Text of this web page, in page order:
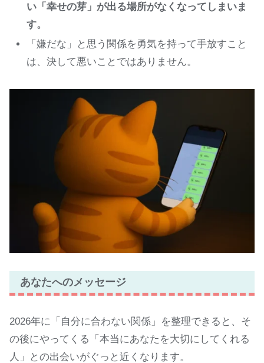
い「幸せの芽」が出る場所がなくなってしまいま
す。
「嫌だな」と思う関係を勇気を持って手放すこと
は、決して悪いことではありません。
あなたへのメッセージ
2026年に「自分に合わない関係」を整理できると、そ
の後にやってくる「本当にあなたを大切にしてくれる
人」との出会いがぐっと近くなります。